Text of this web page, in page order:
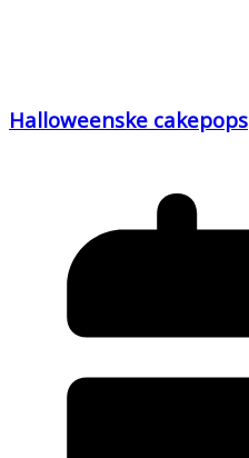
Halloweenske cakepops